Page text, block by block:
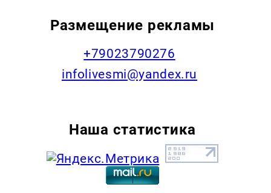
Размещение рекламы
+79023790276
infolivesmi@yandex.ru
Наша статистика